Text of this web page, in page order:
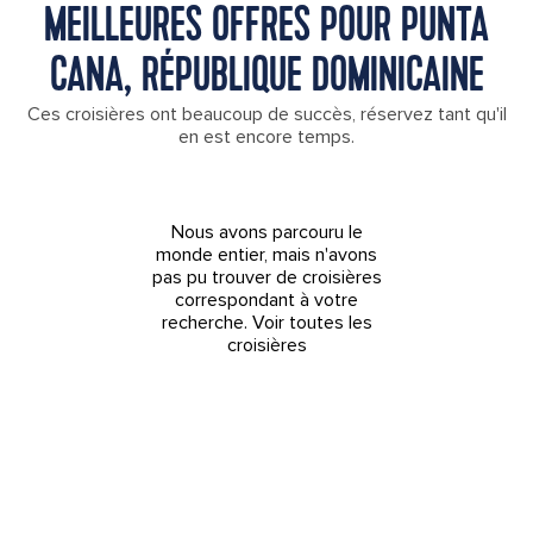
MEILLEURES OFFRES POUR PUNTA
CANA, RÉPUBLIQUE DOMINICAINE
Ces croisières ont beaucoup de succès, réservez tant qu'il
en est encore temps.
Nous avons parcouru le
monde entier, mais n'avons
pas pu trouver de croisières
correspondant à votre
recherche. Voir toutes les
croisières